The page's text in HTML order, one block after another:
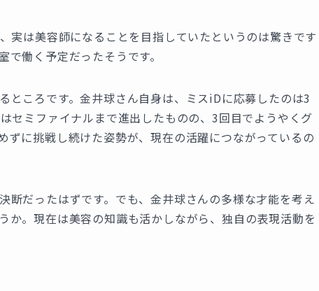
実は美容師になることを目指していたというのは驚きです
働く予定だったそうです。
ところです。金井球さん自身は、ミスiDに応募したのは3
セミファイナルまで進出したものの、3回目でようやくグ
ずに挑戦し続けた姿勢が、現在の活躍につながっているの
断だったはずです。でも、金井球さんの多様な才能を考え
か。現在は美容の知識も活かしながら、独自の表現活動を